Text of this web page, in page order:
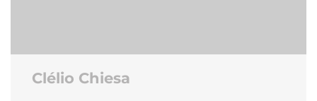
Clélio Chiesa